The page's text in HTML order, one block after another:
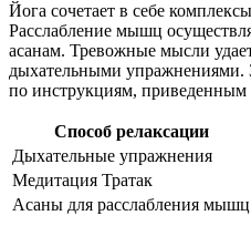
Йога сочетает в себе
Расслабление мышц
асанам. Тревожные мысли
дыхательными упражнениями.
по инструкциям, приведенным
Способ релаксации
Дыхательные упражнения
Медитация Тратак
Асаны для расслабления мышц